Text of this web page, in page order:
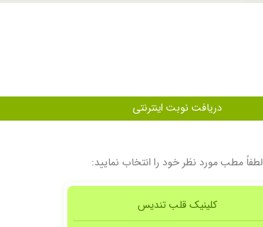
دریافت نوبت اینترنتی
لطفاً مطب مورد نظر خود را انتخاب نمایید:
کلینیک قلب تندیس